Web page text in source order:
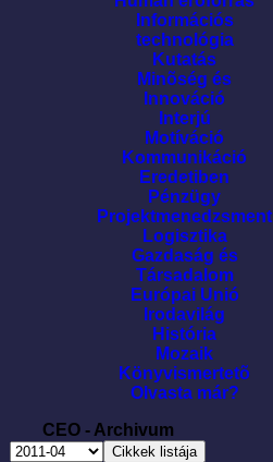
Információs
technológia
Kutatás
Minõség és
Innováció
Interjú
Motíváció
Kommunikáció
Eredetiben
Pénzügy
Projektmenedzsment
Logisztika
Gazdaság és
Társadalom
Európai Unió
Irodavilág
História
Mozaik
Könyvismertetõ
Olvasta már?
CEO - Archivum